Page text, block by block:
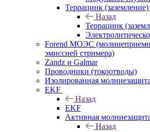
Террацинк (заземление)
Назад
Террацинк
Forend МОЭС
эмиссией стримера)
Zandz и Galmar
Проводники (токоотводы)
Изолированная молниезащита
EKF
Назад
EKF
Активная
Назад